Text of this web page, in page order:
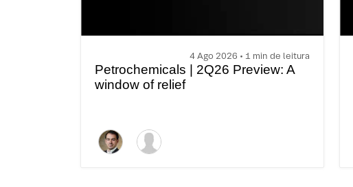
4 Ago 2026 • 1 min de leitura
Petrochemicals | 2Q26 Preview: A
window of relief